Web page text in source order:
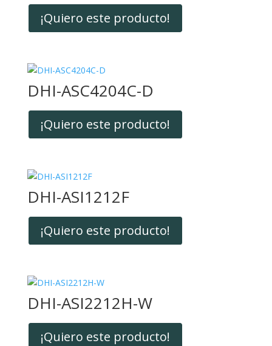
¡Quiero este producto!
DHI-ASC4204C-D
¡Quiero este producto!
DHI-ASI1212F
¡Quiero este producto!
DHI-ASI2212H-W
¡Quiero este producto!